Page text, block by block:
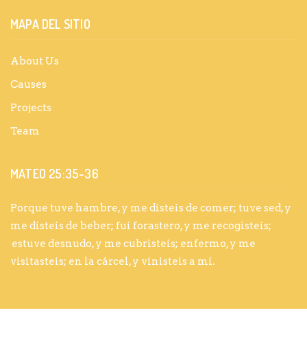
MAPA DEL SITIO
About Us
Causes
Projects
Team
MATEO 25:35-36
Porque tuve hambre, y me disteis de comer; tuve sed, y
me disteis de beber; fui forastero, y me recogisteis;
estuve desnudo, y me cubristeis; enfermo, y me
visitasteis; en la cárcel, y vinisteis a mí.